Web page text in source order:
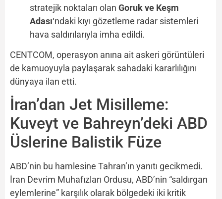
stratejik noktaları olan Goruk ve Keşm
Adası‘ndaki kıyı gözetleme radar sistemleri
hava saldırılarıyla imha edildi.
CENTCOM, operasyon anına ait askeri görüntüleri
de kamuoyuyla paylaşarak sahadaki kararlılığını
dünyaya ilan etti.
İran’dan Jet Misilleme:
Kuveyt ve Bahreyn’deki ABD
Üslerine Balistik Füze
ABD’nin bu hamlesine Tahran’ın yanıtı gecikmedi.
İran Devrim Muhafızları Ordusu, ABD’nin “saldırgan
eylemlerine” karşılık olarak bölgedeki iki kritik